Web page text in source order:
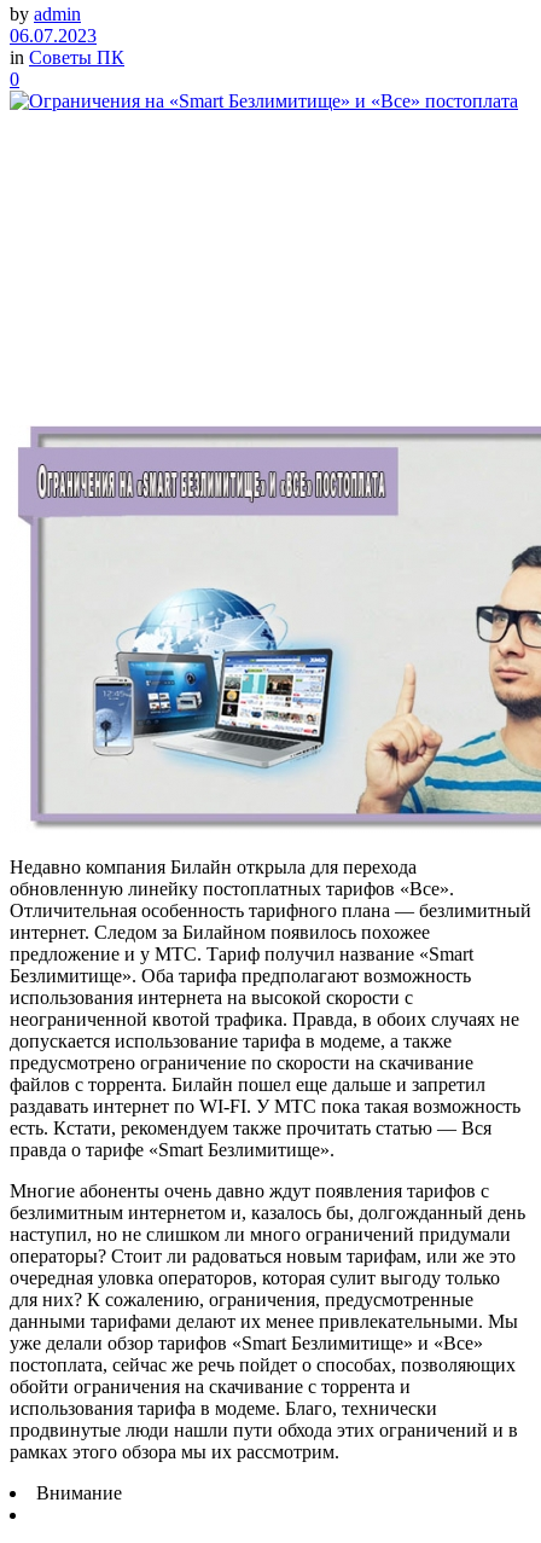
by admin
06.07.2023
in Советы ПК
0
Недавно компания Билайн открыла для перехода
обновленную линейку постоплатных тарифов «Все».
Отличительная особенность тарифного плана — безлимитный
интернет. Следом за Билайном появилось похожее
предложение и у МТС. Тариф получил название «Smart
Безлимитище». Оба тарифа предполагают возможность
использования интернета на высокой скорости с
неограниченной квотой трафика. Правда, в обоих случаях не
допускается использование тарифа в модеме, а также
предусмотрено ограничение по скорости на скачивание
файлов с торрента. Билайн пошел еще дальше и запретил
раздавать интернет по WI-FI. У МТС пока такая возможность
есть. Кстати, рекомендуем также прочитать статью — Вся
правда о тарифе «Smart Безлимитище».
Многие абоненты очень давно ждут появления тарифов с
безлимитным интернетом и, казалось бы, долгожданный день
наступил, но не слишком ли много ограничений придумали
операторы? Стоит ли радоваться новым тарифам, или же это
очередная уловка операторов, которая сулит выгоду только
для них? К сожалению, ограничения, предусмотренные
данными тарифами делают их менее привлекательными. Мы
уже делали обзор тарифов «Smart Безлимитище» и «Все»
постоплата, сейчас же речь пойдет о способах, позволяющих
обойти ограничения на скачивание с торрента и
использования тарифа в модеме. Благо, технически
продвинутые люди нашли пути обхода этих ограничений и в
рамках этого обзора мы их рассмотрим.
Внимание